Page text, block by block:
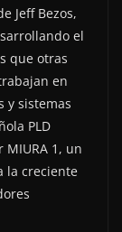
Jeff Bezos,
el
que otras
en
y sistemas
PLD
MIURA 1, un
la creciente